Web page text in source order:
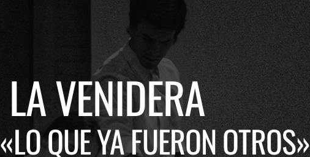
LA VENIDERA
«LO QUE YA FUERON OTROS»